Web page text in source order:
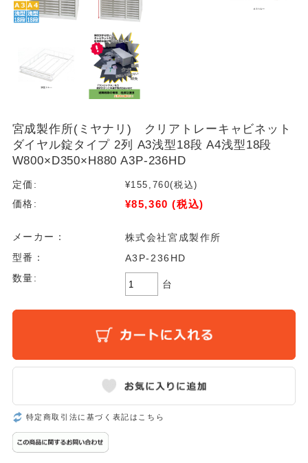
宮成製作所(ミヤナリ) クリアトレーキャビネット
ダイヤル錠タイプ 2列 A3浅型18段 A4浅型18段
W800×D350×H880 A3P-236HD
定価: ¥155,760(税込)
価格:
¥85,360 (税込)
メーカー：
株式会社宮成製作所
型番：
A3P-236HD
数量:
台
特定商取引法に基づく表記はこちら